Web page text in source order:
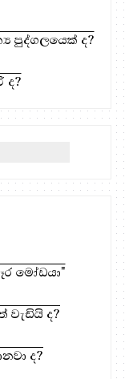
පුද්ගලයෙක් ද?
ද?
මෝඩයා"
වැඩියි ද?
ද?